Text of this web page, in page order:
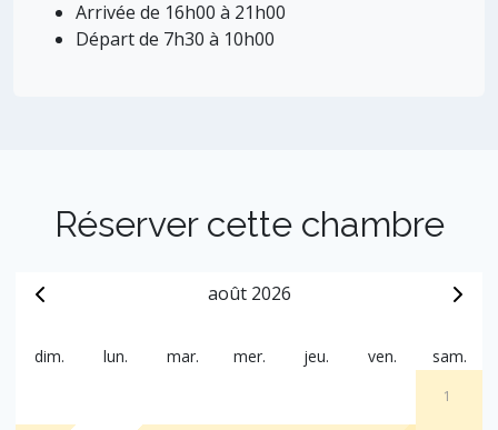
Arrivée de 16h00 à 21h00
Départ de 7h30 à 10h00
Réserver cette chambre
août 2026
dim. lun. mar. mer. jeu. ven. sam.
1